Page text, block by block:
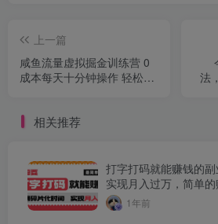
上一篇
咸鱼流量虚拟掘金训练营 0
成本每天十分钟操作 轻松月
法
相关推荐
打字打码就能赚钱的副
实现月入过万，简单
1年前